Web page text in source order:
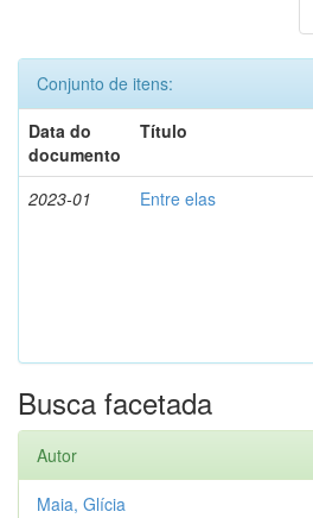
Conjunto de itens:
Data do
documento
Título
2023-01 Entre elas
Busca facetada
Autor
Maia, Glícia